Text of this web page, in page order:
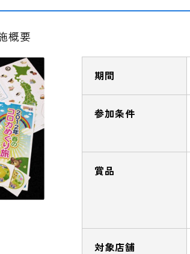
概要
期間
参加条件
賞品
対象店舗